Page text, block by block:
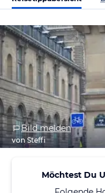
Bild melden
von Steffi
Möchtest Du